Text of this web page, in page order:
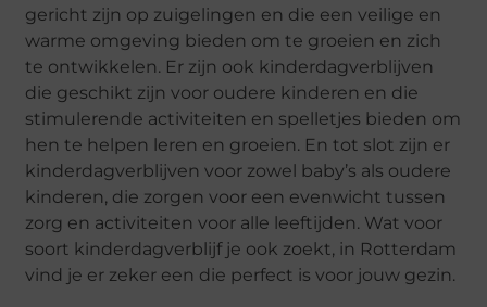
gericht zijn op zuigelingen en die een veilige en
warme omgeving bieden om te groeien en zich
te ontwikkelen. Er zijn ook kinderdagverblijven
die geschikt zijn voor oudere kinderen en die
stimulerende activiteiten en spelletjes bieden om
hen te helpen leren en groeien. En tot slot zijn er
kinderdagverblijven voor zowel baby’s als oudere
kinderen, die zorgen voor een evenwicht tussen
zorg en activiteiten voor alle leeftijden. Wat voor
soort kinderdagverblijf je ook zoekt, in Rotterdam
vind je er zeker een die perfect is voor jouw gezin.